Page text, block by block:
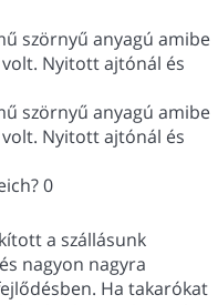
szörnyű anyagú amibe
Nyitott ajtónál és
szörnyű anyagú amibe
Nyitott ajtónál és
0
a szállásunk
nagyon nagyra
Ha takarókat